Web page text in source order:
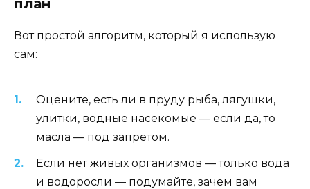
план
Вот простой алгоритм, который я использую
сам:
Оцените, есть ли в пруду рыба, лягушки,
улитки, водные насекомые — если да, то
масла — под запретом.
Если нет живых организмов — только вода
и водоросли — подумайте, зачем вам